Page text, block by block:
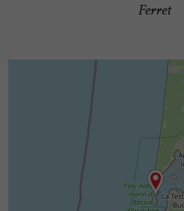
Ferret